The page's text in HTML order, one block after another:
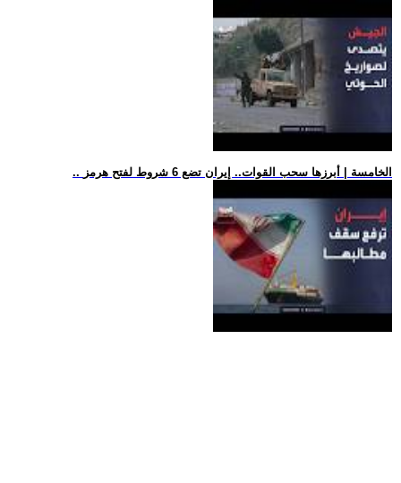
.. الخامسة | أبرزها سحب القوات.. إيران تضع 6 شروط لفتح هرمز